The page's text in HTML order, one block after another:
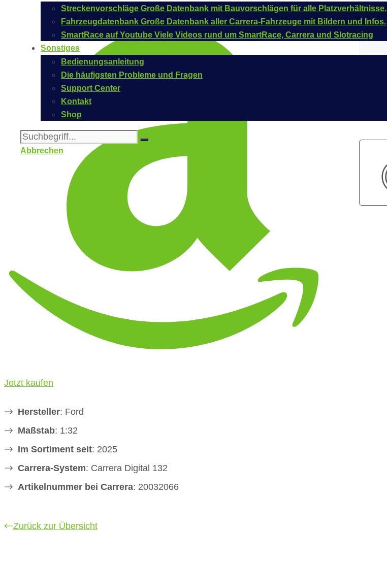
Streckenvorschläge Große Datenbank mit Bauvorschlägen für alle Platzverhältnisse.
Fahrzeugdatenbank Große Datenbank aller Carrera-Fahrzeuge mit Bildern und Infos.
SmartRace auf Youtube Viele Videos rund um SmartRace, Carrera und Slotracing
Sonstiges
Bedienungsanleitung
Die häufigsten Probleme und Fragen
Support Center
Kontakt
Shop
Abbrechen
Jetzt kaufen
Hersteller: Ford
Maßstab: 1:32
Im Sortiment seit: 2025
Carrera-System: Carrera Digital 132
Artikelnummer bei Carrera: 20032066
Zurück zur Übersicht